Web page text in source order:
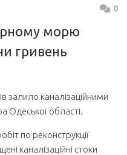
0
морю
гривень
залило каналізаційними
Одеської області.
по реконструкції
каналізаційні стоки